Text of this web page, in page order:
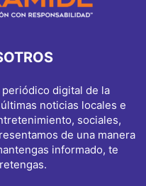
digital de la
noticias locales e
sociales,
de una manera
informado, te